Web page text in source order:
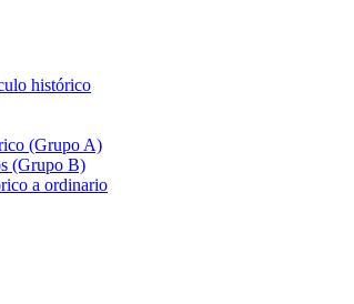
histórico
(Grupo A)
(Grupo B)
a ordinario